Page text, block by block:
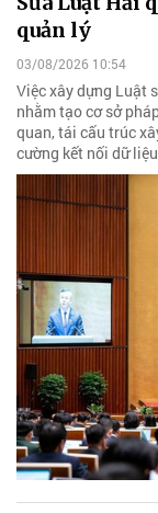
quản lý
03/08/2026 10:54
Việc xây dựng Luật
nhằm tạo cơ sở
quan, tái cấu trúc
cường kết nối dữ